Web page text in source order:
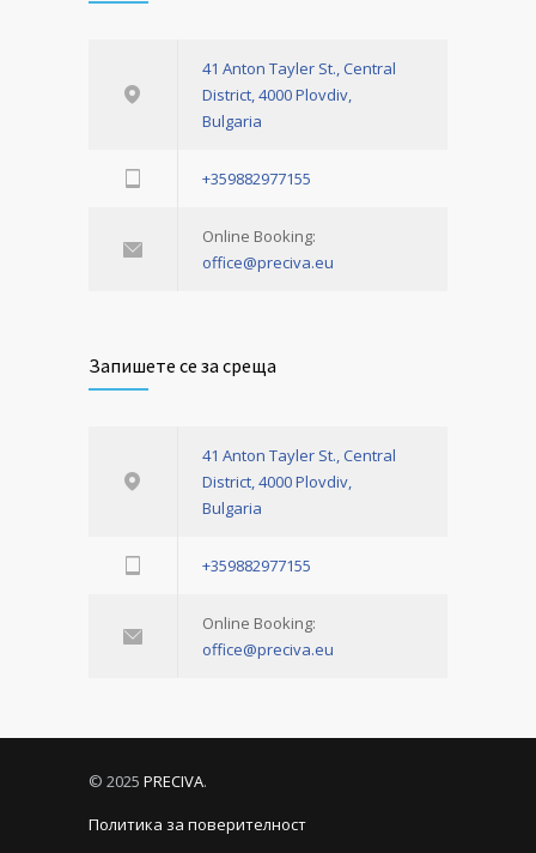
41 Anton Tayler St., Central
District, 4000 Plovdiv,
Bulgaria
+359882977155
Online Booking:
office@preciva.eu
Запишете се за среща
41 Anton Tayler St., Central
District, 4000 Plovdiv,
Bulgaria
+359882977155
Online Booking:
office@preciva.eu
© 2025 PRECIVA.
Политика за поверителност